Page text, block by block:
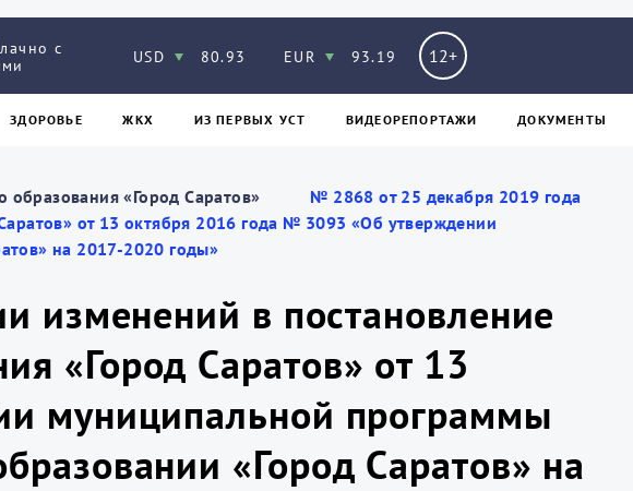
с
USD 80.93 EUR 93.19 12+
ЗДОРОВЬЕ ЖКХ ИЗ ПЕPВЫХ УСТ ВИДЕОРЕПОРТАЖИ ДОКУМЕНТЫ
«Город Саратов»
№ 2868 от 25 декабря 2019 года
от 13 октября 2016 года № 3093 «Об утверждении
на 2017-2020 годы»
изменений в постановление
«Город Саратов» от 13
муниципальной программы
«Город Саратов» на